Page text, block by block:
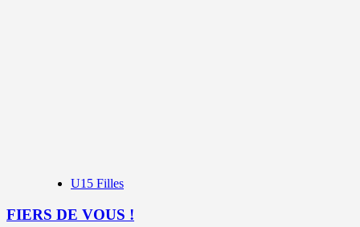
U15 Filles
FIERS DE VOUS !